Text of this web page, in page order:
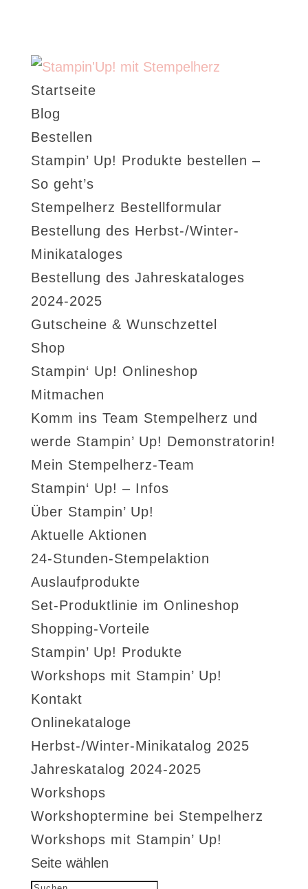
Startseite
Blog
Bestellen
Stampin’ Up! Produkte bestellen –
So geht’s
Stempelherz Bestellformular
Bestellung des Herbst-/Winter-
Minikataloges
Bestellung des Jahreskataloges
2024-2025
Gutscheine & Wunschzettel
Shop
Stampin‘ Up! Onlineshop
Mitmachen
Komm ins Team Stempelherz und
werde Stampin’ Up! Demonstratorin!
Mein Stempelherz-Team
Stampin‘ Up! – Infos
Über Stampin’ Up!
Aktuelle Aktionen
24-Stunden-Stempelaktion
Auslaufprodukte
Set-Produktlinie im Onlineshop
Shopping-Vorteile
Stampin’ Up! Produkte
Workshops mit Stampin’ Up!
Kontakt
Onlinekataloge
Herbst-/Winter-Minikatalog 2025
Jahreskatalog 2024-2025
Workshops
Workshoptermine bei Stempelherz
Workshops mit Stampin’ Up!
Seite wählen